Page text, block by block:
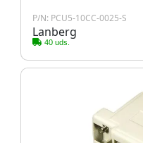
P/N: PCU5-10CC-0025-S
Lanberg
40 uds.